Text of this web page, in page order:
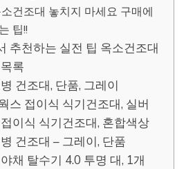
건조대 놓치지 마세요 구매에
팁!!
추천하는 실전 팁 옥소건조대
록
건조대, 단품, 그레이
스 접이식 식기건조대, 실버
이식 식기건조대, 혼합색상
건조대 – 그레이, 단품
채 탈수기 4.0 투명 대, 1개